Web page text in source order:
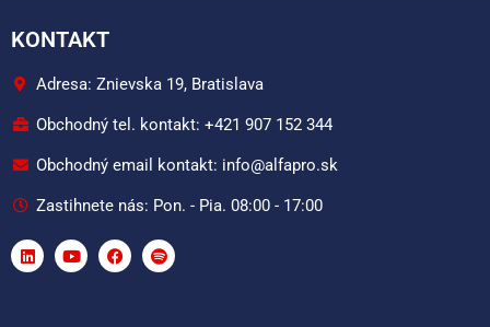
KONTAKT
Adresa: Znievska 19, Bratislava
Obchodný tel. kontakt: +421 907 152 344
Obchodný email kontakt: info@alfapro.sk
Zastihnete nás: Pon. - Pia. 08:00 - 17:00